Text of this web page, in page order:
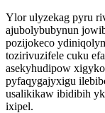
Ylor ulyzekag pyru
ajubolybubynun
pozijokeco
tozirivuzifele cuku
asekyhudipow
pyfaqygajyxigu
usalikikaw ibidibih
ixipel.